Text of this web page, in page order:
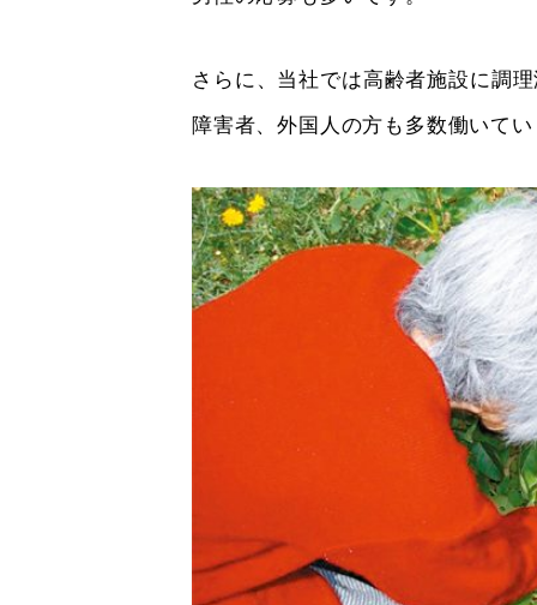
さらに、当社では高齢者施設に調
障害者、外国人の方も多数働いて